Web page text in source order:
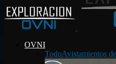
OVNI
TodoAvistamientos